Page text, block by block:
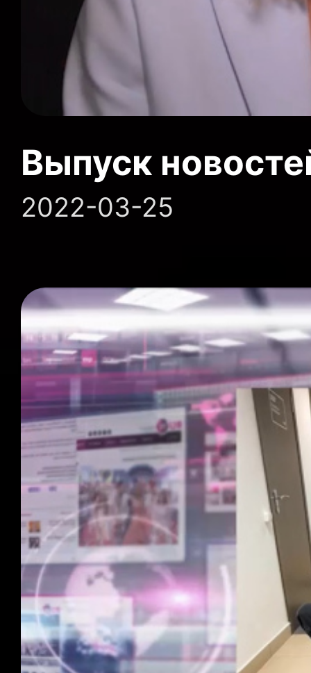
Выпуск
2022-03-25